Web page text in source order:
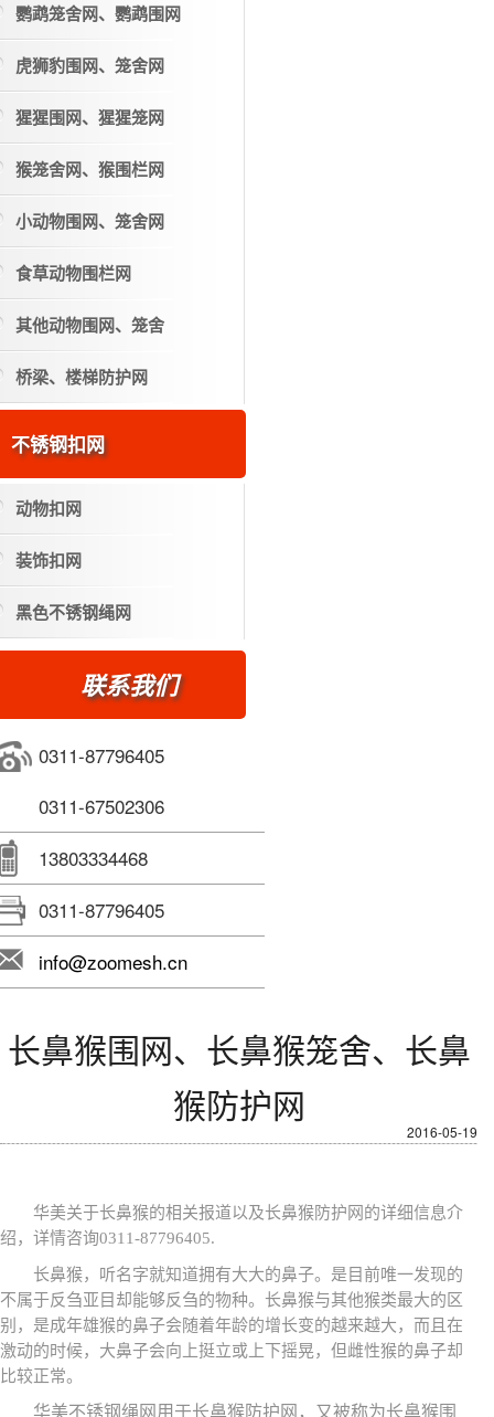
鹦鹉笼舍网、鹦鹉围网
虎狮豹围网、笼舍网
猩猩围网、猩猩笼网
猴笼舍网、猴围栏网
小动物围网、笼舍网
食草动物围栏网
其他动物围网、笼舍
桥梁、楼梯防护网
不锈钢扣网
动物扣网
装饰扣网
黑色不锈钢绳网
联系我们
0311-87796405
0311-67502306
13803334468
0311-87796405
info@zoomesh.cn
长鼻猴围网、长鼻猴笼舍、长鼻
猴防护网
2016-05-19
华美关于长鼻猴的相关报道以及长鼻猴防护网的详细信息介
绍，详情咨询0311-87796405.
长鼻猴，听名字就知道拥有大大的鼻子。是目前唯一发现的
不属于反刍亚目却能够反刍的物种。长鼻猴与其他猴类最大的区
别，是成年雄猴的鼻子会随着年龄的增长变的越来越大，而且在
激动的时候，大鼻子会向上挺立或上下摇晃，但雌性猴的鼻子却
比较正常。
华美不锈钢绳网用于长鼻猴防护网，又被称为长鼻猴围